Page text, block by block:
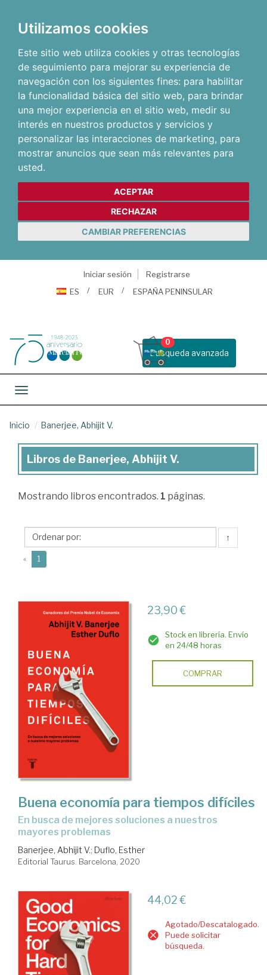
Utilizamos cookies
Este sitio web utiliza cookies y otras tecnologías
de seguimiento para mejorar su experiencia de
navegación con los siguientes fines: para habilitar
la funcionalidad básica del sitio web, para brindar
una mejor experiencia en el sitio web, medir su
interés en nuestros productos y servicios y
personalizar las interacciones de marketing, para
mostrar anuncios que sean más relevantes para
usted.
ACEPTAR
RECHAZAR
CAMBIAR PREFERENCIAS
Iniciar sesión
Registrarse
ES
EUR ESPAÑA PENINSULAR
Busqueda avanzada
0
Toggle navigation
Inicio Banerjee, Abhijit V.
Libros
Banerjee,
Libros de Banerjee, Abhijit V.
Mostrando libros encontrados. 1 páginas.
↑
« 1
23,90 €
Stock en librería. Envío
en 24/48 horas
COMPRAR
Buena economía para tiempos difíciles
en busca de mejores soluciones a nuestros
mayores problemas
Banerjee, Abhijit V.; Duflo, Esther
Editorial Taurus. Barcelona, 2020
44,02 €
Agotado/Descatalogado.
Puede solicitar
búsqueda.